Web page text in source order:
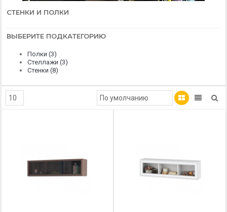
СТЕНКИ И ПОЛКИ
ВЫБЕРИТЕ ПОДКАТЕГОРИЮ
Полки (3)
Стеллажи (3)
Стенки (8)